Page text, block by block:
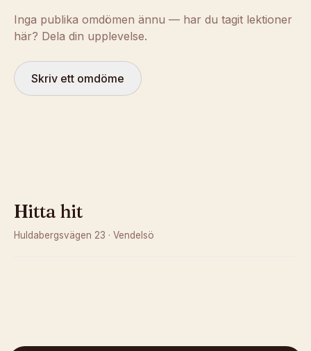
Inga publika omdömen ännu — har du tagit lektioner
här? Dela din upplevelse.
Skriv ett omdöme
Hitta hit
Huldabergsvägen 23 · Vendelsö